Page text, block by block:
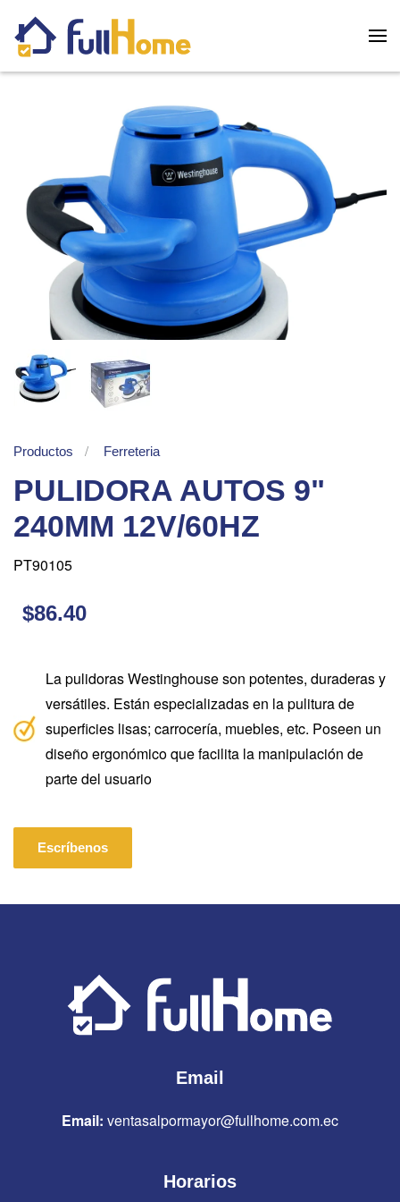
Skip to main content
Productos Ferreteria
PULIDORA AUTOS 9"
240MM 12V/60HZ
PT90105
$86.40
La pulidoras Westinghouse son potentes, duraderas y
versátiles. Están especializadas en la pulitura de
superficies lisas; carrocería, muebles, etc. Poseen un
diseño ergonómico que facilita la manipulación de
parte del usuario
Escríbenos
Email
Email: ventasalpormayor@fullhome.com.ec
Horarios